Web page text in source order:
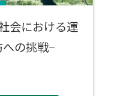
会における運
の挑戦−